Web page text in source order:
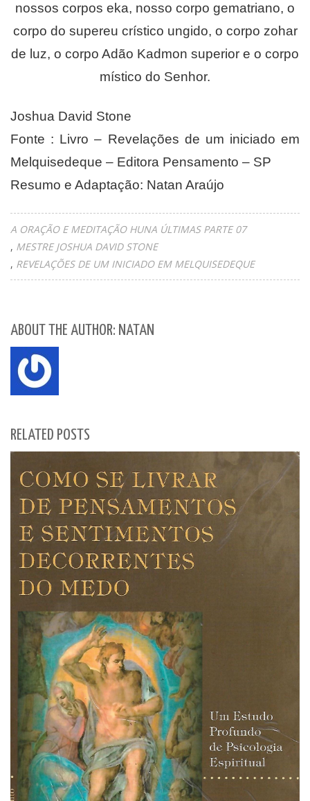
nossos corpos eka, nosso corpo gematriano, o
corpo do supereu crístico ungido, o corpo zohar
de luz, o corpo Adão Kadmon superior e o corpo
místico do Senhor.
Joshua David Stone
Fonte : Livro – Revelações de um iniciado em
Melquisedeque – Editora Pensamento – SP
Resumo e Adaptação: Natan Araújo
A ORAÇÃO E MEDITAÇÃO HUNA ÚLTIMAS PARTE 07
MESTRE JOSHUA DAVID STONE
REVELAÇÕES DE UM INICIADO EM MELQUISEDEQUE
ABOUT THE AUTHOR: NATAN
RELATED POSTS